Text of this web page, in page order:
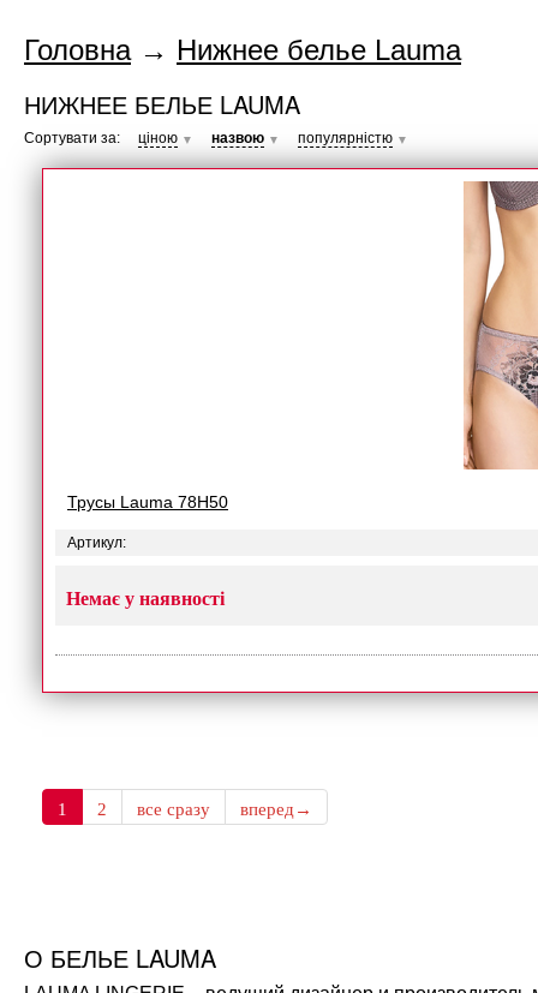
Головна→ Нижнее белье Lauma
НИЖНЕЕ БЕЛЬЕ LAUMA
Сортувати за: ціною ▼ назвою ▼ популярністю ▼
Трусы Lauma 78H50
Артикул:
Немає у наявності
1 2 все сразу вперед→
О БЕЛЬЕ LAUMA